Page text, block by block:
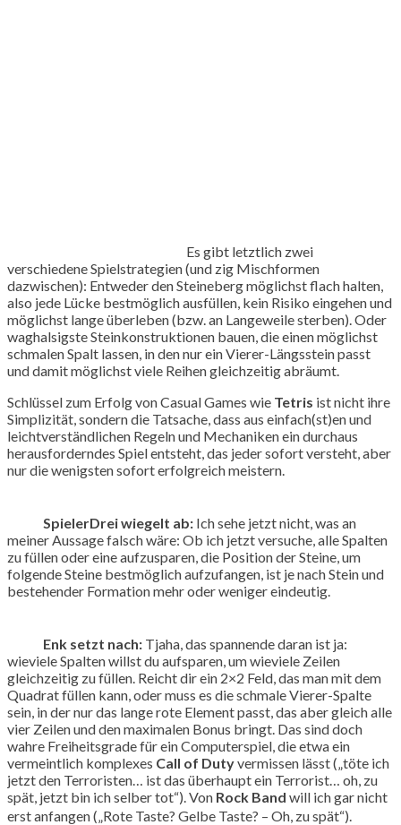
Es gibt letztlich zwei
verschiedene Spielstrategien (und zig Mischformen
dazwischen): Entweder den Steineberg möglichst flach halten,
also jede Lücke bestmöglich ausfüllen, kein Risiko eingehen und
möglichst lange überleben (bzw. an Langeweile sterben). Oder
waghalsigste Steinkonstruktionen bauen, die einen möglichst
schmalen Spalt lassen, in den nur ein Vierer-Längsstein passt
und damit möglichst viele Reihen gleichzeitig abräumt.
Schlüssel zum Erfolg von Casual Games wie Tetris ist nicht ihre
Simplizität, sondern die Tatsache, dass aus einfach(st)en und
leichtverständlichen Regeln und Mechaniken ein durchaus
herausforderndes Spiel entsteht, das jeder sofort versteht, aber
nur die wenigsten sofort erfolgreich meistern.
SpielerDrei wiegelt ab: Ich sehe jetzt nicht, was an
meiner Aussage falsch wäre: Ob ich jetzt versuche, alle Spalten
zu füllen oder eine aufzusparen, die Position der Steine, um
folgende Steine bestmöglich aufzufangen, ist je nach Stein und
bestehender Formation mehr oder weniger eindeutig.
Enk setzt nach: Tjaha, das spannende daran ist ja:
wieviele Spalten willst du aufsparen, um wieviele Zeilen
gleichzeitig zu füllen. Reicht dir ein 2×2 Feld, das man mit dem
Quadrat füllen kann, oder muss es die schmale Vierer-Spalte
sein, in der nur das lange rote Element passt, das aber gleich alle
vier Zeilen und den maximalen Bonus bringt. Das sind doch
wahre Freiheitsgrade für ein Computerspiel, die etwa ein
vermeintlich komplexes Call of Dutyvermissen lässt („töte ich
jetzt den Terroristen… ist das überhaupt ein Terrorist… oh, zu
spät, jetzt bin ich selber tot“). Von Rock Band will ich gar nicht
erst anfangen („Rote Taste? Gelbe Taste? – Oh, zu spät“).